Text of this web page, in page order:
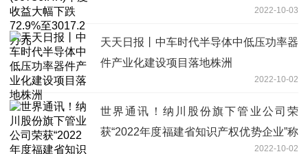
2022-10-03
天天日报丨中车时代半导体中低压功率器
件产业化建设项目落地株洲
2022-10-02
世界通讯！纳川股份旗下管业公司荣
获“2022年度福建省知识产权优势企业”称
2022-10-02